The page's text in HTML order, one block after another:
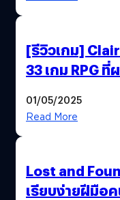
[รีวิวเกม]
33 เกม RPG
01/05/2025
Read More
Lost and
เรียบง่ายฝีมือ